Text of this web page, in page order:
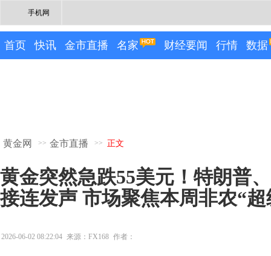
手机网
首页 快讯 金市直播 名家 财经要闻 行情 数据
黄金网 >> 金市直播 >> 正文
黄金突然急跌55美元！特朗普
接连发声 市场聚焦本周非农“
2026-06-02 08:22:04 来源：FX168 作者：